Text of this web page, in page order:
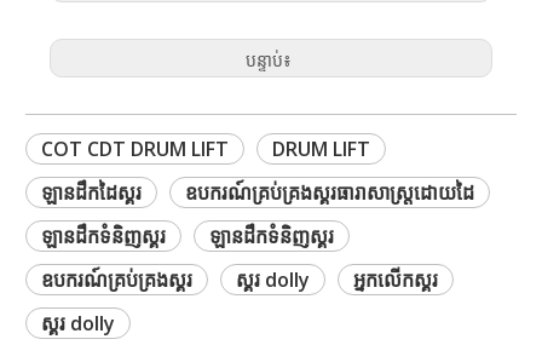
បន្ទាប់៖
COT CDT DRUM LIFT
DRUM LIFT
ឡានដឹកដៃស្គរ
ឧបករណ៍គ្រប់គ្រងស្គរធារាសាស្ត្រដោយដៃ
ឡានដឹកទំនិញស្គរ
ឡានដឹកទំនិញស្គរ
ឧបករណ៍គ្រប់គ្រងស្គរ
ស្គរ dolly
អ្នកលើកស្គរ
ស្គរ dolly